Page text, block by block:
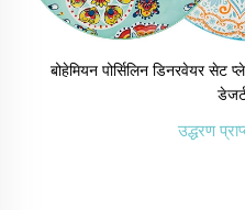
बोहेमियन पोर्सिलिन डिनरवेयर सेट
उद्धरण